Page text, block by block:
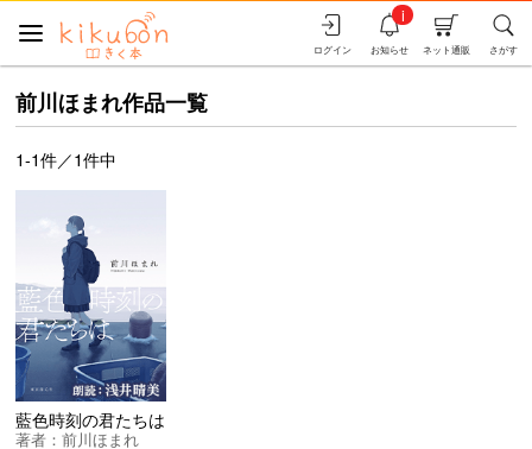
さがす
ネット通販
お知らせ
i
ログイン
前川ほまれ作品一覧
1-1件／1件中
藍色時刻の君たちは
著者：前川ほまれ